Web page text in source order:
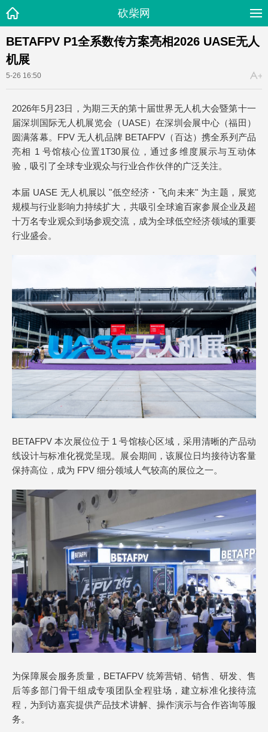
砍柴网
BETAFPV P1全系数传方案亮相2026 UASE无人
机展
5-26 16:50
2026年5月23日，为期三天的第十届世界无人机大会暨第十一
届深圳国际无人机展览会（UASE）在深圳会展中心（福田）
圆满落幕。FPV 无人机品牌 BETAFPV（百达）携全系列产品
亮相 1 号馆核心位置1T30展位，通过多维度展示与互动体
验，吸引了全球专业观众与行业合作伙伴的广泛关注。
本届 UASE 无人机展以 "低空经济・飞向未来" 为主题，展览
规模与行业影响力持续扩大，共吸引全球逾百家参展企业及超
十万名专业观众到场参观交流，成为全球低空经济领域的重要
行业盛会。
BETAFPV 本次展位位于 1 号馆核心区域，采用清晰的产品动
线设计与标准化视觉呈现。展会期间，该展位日均接待访客量
保持高位，成为 FPV 细分领域人气较高的展位之一。
为保障展会服务质量，BETAFPV 统筹营销、销售、研发、售
后等多部门骨干组成专项团队全程驻场，建立标准化接待流
程，为到访嘉宾提供产品技术讲解、操作演示与合作咨询等服
务。